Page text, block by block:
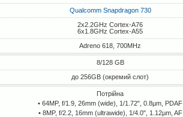
Qualcomm Snapdragon 730
2x2.2GHz Cortex-A76
6x1.8GHz Cortex-A55
Adreno 618, 700MHz
8/128 GB
до 256GB (окремий слот)
Потрійна
• 64MP, f/1.9, 26mm (wide), 1/1.72", 0.8µm, PDAF
• 8MP, f/2.2, 16mm (ultrawide), 1/4.0", 1.12µm, AF